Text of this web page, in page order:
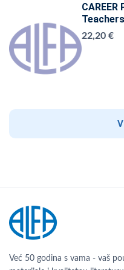
CAREER
22,20 €
Već 50 godina s vama - vaš